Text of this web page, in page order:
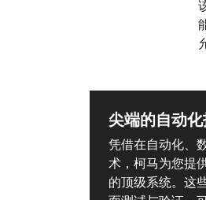
尖端的自动
凭借在自动化、
术，柯马为您提
的顶级系统。这